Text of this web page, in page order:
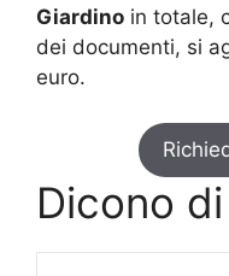
Giardino in totale,
dei documenti, si
euro.
Dicono